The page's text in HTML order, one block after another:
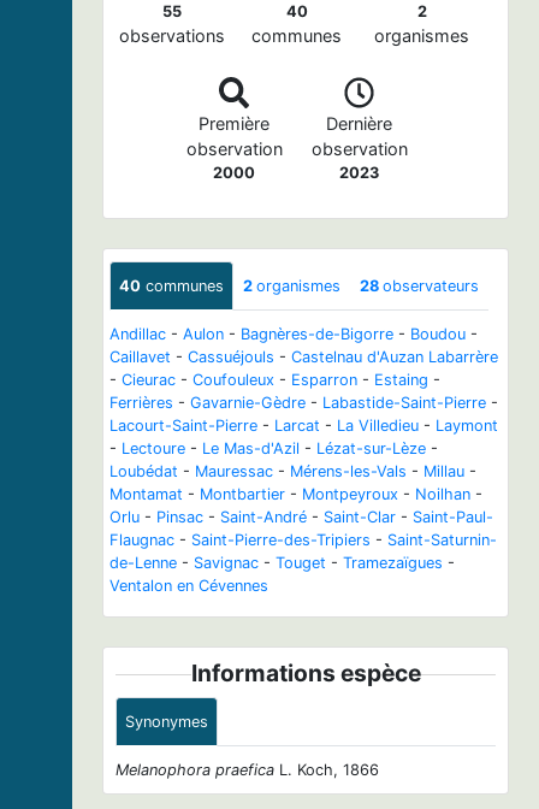
55
observations
40
communes
2
organismes
Première
observation
2000
Dernière
observation
2023
40 communes 2 organismes 28 observateurs
Andillac - Aulon - Bagnères-de-Bigorre - Boudou -
Caillavet - Cassuéjouls - Castelnau d'Auzan Labarrère
- Cieurac - Coufouleux - Esparron - Estaing -
Ferrières - Gavarnie-Gèdre - Labastide-Saint-Pierre -
Lacourt-Saint-Pierre - Larcat - La Villedieu - Laymont
- Lectoure - Le Mas-d'Azil - Lézat-sur-Lèze -
Loubédat - Mauressac - Mérens-les-Vals - Millau -
Montamat - Montbartier - Montpeyroux - Noilhan -
Orlu - Pinsac - Saint-André - Saint-Clar - Saint-Paul-
Flaugnac - Saint-Pierre-des-Tripiers - Saint-Saturnin-
de-Lenne - Savignac - Touget - Tramezaïgues -
Ventalon en Cévennes
Informations espèce
Synonymes
Melanophora praefica L. Koch, 1866